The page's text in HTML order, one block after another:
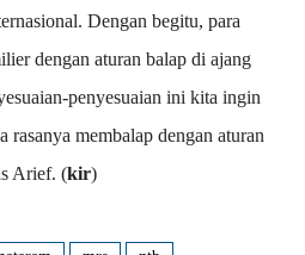
Dengan begitu, para
dengan aturan balap di ajang
penyesuaian ini kita ingin
rasanya membalap dengan aturan
Arief. (kir)